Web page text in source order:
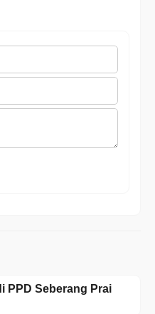
PPD Seberang Prai